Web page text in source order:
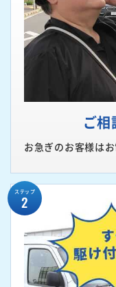
ご
お急ぎのお客様は
ステップ
2